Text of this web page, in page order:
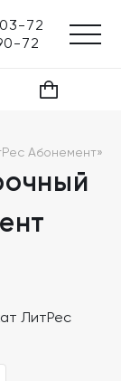
72
72
Абонемент»